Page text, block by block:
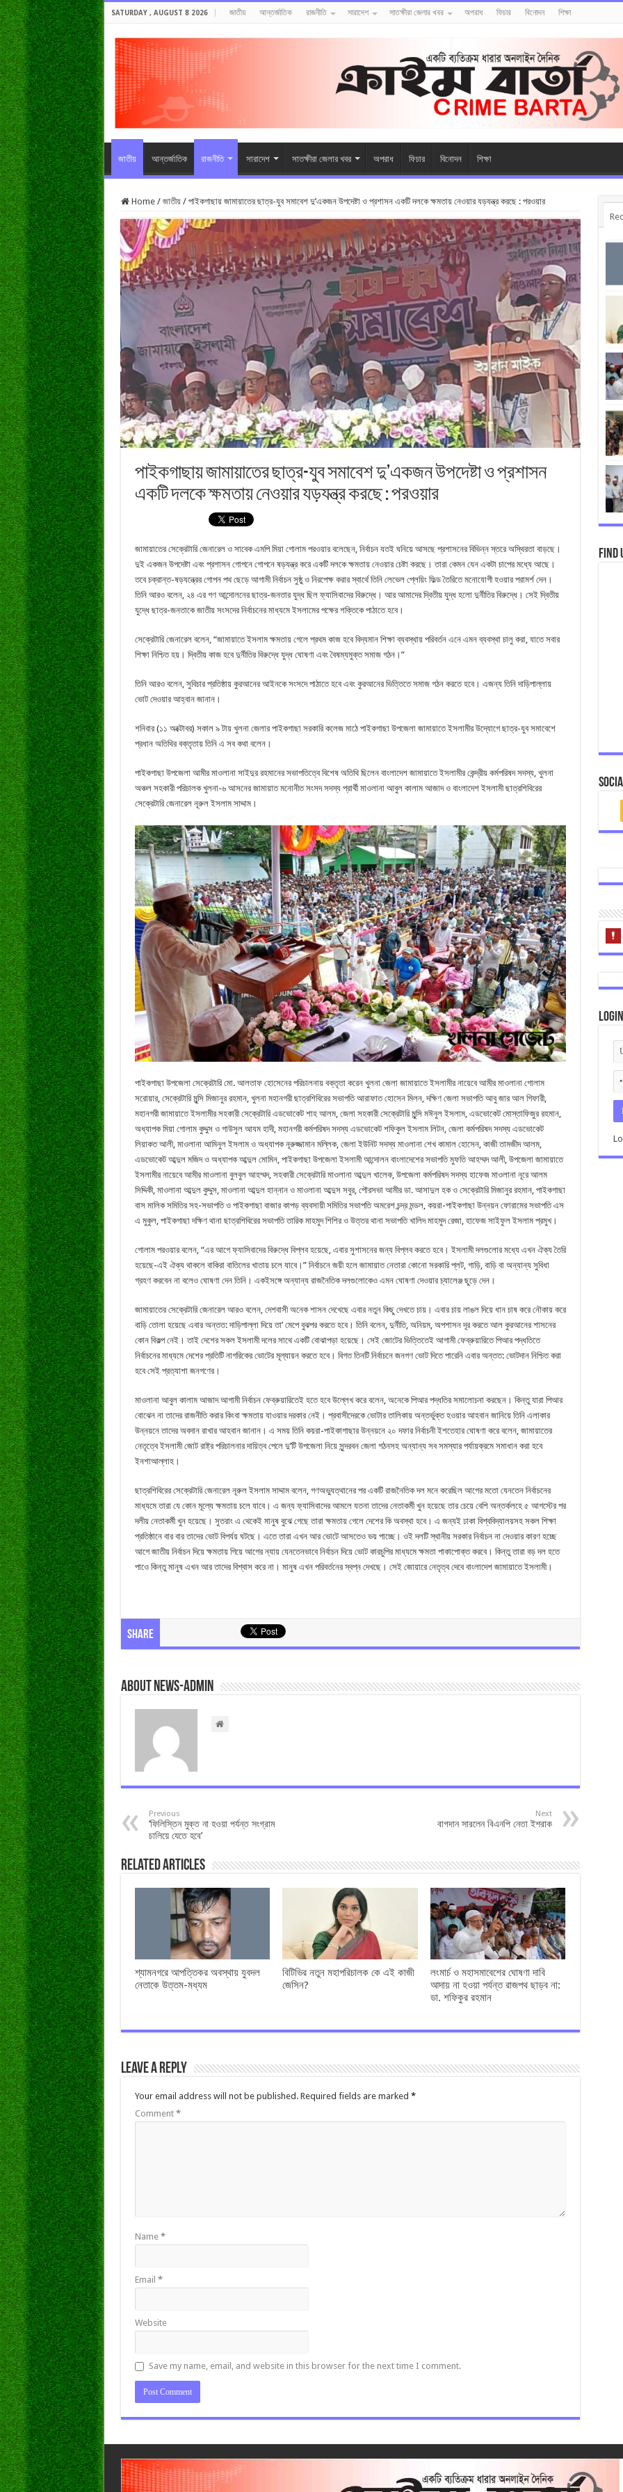
SATURDAY , AUGUST 8 2026 জাতীয় আন্তর্জাতিক রাজনীতি সারাদেশ সাতক্ষীরা জেলার খবর অপরাধ ফিচার বিনোদন শিক্ষা
জাতীয় আন্তর্জাতিক রাজনীতি সারাদেশ সাতক্ষীরা জেলার খবর অপরাধ ফিচার বিনোদন শিক্ষা
Home / জাতীয় / পাইকগাছায় জামায়াতের ছাত্র-যুব সমাবেশ দু’একজন উপদেষ্টা ও প্রশাসন একটি দলকে ক্ষমতায় নেওয়ার যড়যন্ত্র করছে : পরওয়ার
পাইকগাছায় জামায়াতের ছাত্র-যুব সমাবেশ দু’একজন উপদেষ্টা ও প্রশাসন
একটি দলকে ক্ষমতায় নেওয়ার যড়যন্ত্র করছে : পরওয়ার
জামায়াতের সেক্রেটারি জেনারেল ও সাবেক এমপি মিয়া গোলাম পরওয়ার বলেছেন, নির্বাচন যতই ঘনিয়ে আসছে প্রশাসনের বিভিন্ন স্তরে অস্থিরতা বাড়ছে।
দুই একজন উপদেষ্টা এবং প্রশাসন গোপনে গোপনে ষড়যন্ত্র করে একটি দলকে ক্ষমতায় নেওয়ার চেষ্টা করছে। তারা কেমন যেন একটা চাপের মধ্যে আছে।
তবে চক্রান্ত-ষড়যন্ত্রের গোপন পথ ছেড়ে আগামী নির্বাচন সুষ্ঠু ও নিরপেক্ষ করার স্বার্থে তিনি লেভেল প্লেয়িং ফিল্ড তৈরিতে মনোযোগী হওয়ার পরামর্শ দেন।
তিনি আরও বলেন, ২৪ এর গণ আন্দোলনের ছাত্র-জনতার যুদ্ধ ছিল ফ্যাসিবাদের বিরুদ্ধে। আর আমাদের দ্বিতীয় যুদ্ধ হলো দুর্নীতির বিরুদ্ধে। সেই দ্বিতীয়
যুদ্ধে ছাত্র-জনতাকে জাতীয় সংসদের নির্বাচনের মাধ্যমে ইসলামের পক্ষের শক্তিকে পাঠাতে হবে।
সেক্রেটারি জেনারেল বলেন, “জামায়াতে ইসলাম ক্ষমতায় গেলে প্রথম কাজ হবে বিদ্যমান শিক্ষা ব্যবস্থায় পরিবর্তন এনে এমন ব্যবস্থা চালু করা, যাতে সবার
শিক্ষা নিশ্চিত হয়। দ্বিতীয় কাজ হবে দুর্নীতির বিরুদ্ধে যুদ্ধ ঘোষণা এবং বৈষম্যমুক্ত সমাজ গঠন।”
তিনি আরও বলেন, সুবিচার প্রতিষ্ঠায় কুরআনের আইনকে সংসদে পাঠাতে হবে এবং কুরআনের ভিত্তিতে সমাজ গঠন করতে হবে। এজন্য তিনি দাড়িপাল্লায়
ভোট দেওয়ার আহ্বান জানান।
শনিবার (১১ অক্টোবর) সকাল ৯ টায় খুলনা জেলার পাইকগাছা সরকারি কলেজ মাঠে পাইকগাছা উপজেলা জামায়াতে ইসলামীর উদ্যোগে ছাত্র-যুব সমাবেশে
প্রধান অতিথির বক্তৃতায় তিনি এ সব কথা বলেন।
পাইকগাছা উপজেলা আমীর মাওলানা সাইদুর রহমানের সভাপতিত্বে বিশেষ অতিথি ছিলেন বাংলাদেশ জামায়াতে ইসলামীর কেন্দ্রীয় কর্মপরিষদ সদস্য, খুলনা
অঞ্চল সহকারী পরিচালক খুলনা-৬ আসনের জামায়াত মনোনীত সংসদ সদস্য প্রার্থী মাওলানা আবুল কালাম আজাদ ও বাংলাদেশ ইসলামী ছাত্রশিবিরের
সেক্রেটারি জেনারেল নূরুল ইসলাম সাদ্দাম।
পাইকগাছা উপজেলা সেক্রেটারি মো. আলতাফ হোসেনের পরিচালনায় বক্তৃতা করেন খুলনা জেলা জামায়াতে ইসলামীর নায়েবে আমীর মাওলানা গোলাম
সরোয়ার, সেক্রেটারি মুন্সি মিজানুর রহমান, খুলনা মহানগরী ছাত্রশিবিরের সভাপতি আরাফাত হোসেন মিলন, দক্ষিণ জেলা সভাপতি আবু জার আল গিফারী,
মহানগরী জামায়াতে ইসলামীর সহকারী সেক্রেটারি এডভোকেট শাহ আলম, জেলা সহকারী সেক্রেটারি মুন্সি মঈনুল ইসলাম, এডভোকেট মোস্তাফিজুর রহমান,
অধ্যাপক মিয়া গোলাম কুদ্দুস ও গাউসুল আযম হাদী, মহানগরী কর্মপরিষদ সদস্য এডভোকেট শফিকুল ইসলাম লিটন, জেলা কর্মপরিষদ সদস্য এডভোকেট
লিয়াকত আলী, মাওলানা আমিনুল ইসলাম ও অধ্যাপক নূরুজ্জামান মল্লিক, জেলা ইউনিট সদস্য মাওলানা শেখ কামাল হোসেন, কাজী তামজীদ আলম,
এডভোকেট আব্দুল মজিদ ও অধ্যাপক আব্দুল মোমিন, পাইকগাছা উপজেলা ইসলামী আন্দোলন বাংলাদেশের সভাপতি মুফতি আহম্মদ আলী, উপজেলা জামায়াতে
ইসলামীর নায়েবে আমীর মাওলানা বুলবুল আহম্মদ, সহকারী সেক্রেটারি মাওলানা আব্দুল খালেক, উপজেলা কর্মপরিষদ সদস্য হাফেজ মাওলানা নূরে আলম
সিদ্দিকী, মাওলানা আব্দুল কুদ্দুস, মাওলানা আব্দুল হান্নান ও মাওলানা আব্দুস সবুর, পৌরসভা আমীর ডা. আসাদুল হক ও সেক্রেটারি মিজানুর রহমান, পাইকগাছা
বাস মালিক সমিতির সহ-সভাপতি ও পাইকগাছা বাজার কাপড় ব্যবসায়ী সমিতির সভাপতি অমরেশ চন্দ্র মন্ডল, কয়রা-পাইকগাছা উন্নয়ন ফোরামের সভাপতি এস
এ মুকুল, পাইকগাছা দক্ষিণ থানা ছাত্রশিবিরের সভাপতি তারিক মাহমুদ শিশির ও উত্তর থানা সভাপতি খালিদ মাহমুদ রেজা, হাফেজ সাইফুল ইসলাম প্রমুখ।
গোলাম পরওয়ার বলেন, “এর আগে ফ্যাসিবাদের বিরুদ্ধে বিপ্লব হয়েছে, এবার সুশাসনের জন্য বিপ্লব করতে হবে। ইসলামী দলগুলোর মধ্যে এখন ঐক্য তৈরি
হয়েছে-এই ঐক্য থাকলে বাকিরা বাতিলের খাতায় চলে যাবে।” নির্বাচনে জয়ী হলে জামায়াত নেতারা কোনো সরকারি প্লট, গাড়ি, বাড়ি বা অন্যান্য সুবিধা
গ্রহণ করবেন না বলেও ঘোষণা দেন তিনি। একইসঙ্গে অন্যান্য রাজনৈতিক দলগুলোকেও এমন ঘোষণা দেওয়ার চ্যালেঞ্জ ছুড়ে দেন।
জামায়াতের সেক্রেটারি জেনারেল আরও বলেন, দেশবাসী অনেক শাসন দেখেছে এবার নতুন কিছু দেখতে চায়। এবার চায় লাঙল দিয়ে ধান চাষ করে নৌকায় করে
বাড়ি তোলা হয়েছে এবার অন্তত: দাড়িপাল্লা দিয়ে তা’ মেপে বুঝপর করতে হবে। তিনি বলেন, দুর্নীতি, অনিয়ম, অপশাসন দূর করতে আল কুরআনের শাসনের
কোন বিকল্প নেই। তাই দেশের সকল ইসলামী দলের সাথে একটি বোঝাপড়া হয়েছে। সেই জোটের ভিত্তিতেই আগামী ফেব্রুয়ারিতে পিআর পদ্ধতিতে
নির্বাচনের মাধ্যমে দেশের প্রতিটি নাগরিকের ভোটের মূল্যায়ন করতে হবে। বিগত তিনটি নির্বাচনে জনগণ ভোট দিতে পারেনি এবার অন্তত: ভোটদান নিশ্চিত করা
হবে সেই প্রত্যাশা জনগণের।
মাওলানা আবুল কালাম আজাদ আগামী নির্বাচন ফেব্রুয়ারিতেই হতে হবে উল্লেখ করে বলেন, অনেকে পিআর পদ্ধতির সমালোচনা করছেন। কিন্তু যারা পিআর
বোঝেন না তাদের রাজনীতি করার কিংবা ক্ষমতায় যাওয়ার দরকার নেই। প্রবাসীদেরকে ভোটার তালিকায় অন্তর্ভুক্ত হওয়ার আহবান জানিয়ে তিনি এলাকার
উন্নয়নে তাদের অবদান রাখার আহবান জানান। এ সময় তিনি কয়রা-পাইকাগাছার উন্নয়নে ২০ দফার নির্বাচনী ইশতেহার ঘোষণা করে বলেন, জামায়াতের
নেতৃত্বে ইসলামী জোট রাষ্ট্র পরিচালনার দায়িত্ব পেলে দু’টি উপজেলা নিয়ে সুন্দরবন জেলা গঠনসহ অন্যান্য সব সমস্যার পর্যায়ক্রমে সমাধান করা হবে
ইনশাআল্লাহ।
ছাত্রশিবিরের সেক্রেটারি জেনারেল নূরুল ইসলাম সাদ্দাম বলেন, গণঅভ্যুত্থানের পর একটি রাজনৈতিক দল মনে করেছিল আগের মতো যেনতেন নির্বাচনের
মাধ্যমে তারা যে কোন মূল্যে ক্ষমতায় চলে যাবে। এ জন্য ফ্যাসিবাদের আমলে যতনা তাদের নেতাকর্মী খুন হয়েছে তার চেয়ে বেশি অন্তর্কলহে ৫ আগস্টের পর
দলীয় নেতাকর্মী খুন হয়েছে। সুতরাং এ থেকেই মানুষ বুঝে গেছে তারা ক্ষমতায় গেলে দেশের কি অবস্থা হবে। এ জন্যই ঢাকা বিশ্ববিদ্যালয়সহ সকল শিক্ষা
প্রতিষ্ঠানে বার বার তাদের ভোট বিপর্যয় ঘটছে। এতে তারা এখন আর ভোটে আসতেও ভয় পাচ্ছে। ওই দলটি স্থানীয় সরকার নির্বাচন না দেওয়ার কারণ হচ্ছে
আগে জাতীয় নির্বাচন দিয়ে ক্ষমতায় গিয়ে আগের ন্যায় যেনতেনভাবে নির্বাচন দিয়ে ভোট কারচুপির মাধ্যমে ক্ষমতা পাকাপোক্ত করবে। কিন্তু তারা বড় দল হতে
পাওে কিন্তু মানুষ এখন আর তাদের বিশ্বাস করে না। মানুষ এখন পরিবর্তনের স্বপ্ন দেখছে। সেই জোয়ারে নেতৃত্ব দেবে বাংলাদেশ জামায়াতে ইসলামী।
Share
About news-admin
Previous
‘ফিলিস্তিন মুক্ত না হওয়া পর্যন্ত সংগ্রাম
চালিয়ে যেতে হবে’
Next
বাগদান সারলেন বিএনপি নেতা ইশরাক
Related Articles
শ্যামনগরে আপত্তিকর অবস্থায় যুবদল
নেতাকে উত্তম-মধ্যম
বিটিভির নতুন মহাপরিচালক কে এই কাজী
জেসিন?
লংমার্চ ও মহাসমাবেশের ঘোষণা দাবি
আদায় না হওয়া পর্যন্ত রাজপথ ছাড়ব না:
ডা. শফিকুর রহমান
Leave a Reply
Your email address will not be published. Required fields are marked *
Comment *
Name *
Email *
Website
Save my name, email, and website in this browser for the next time I comment.
Find
Login